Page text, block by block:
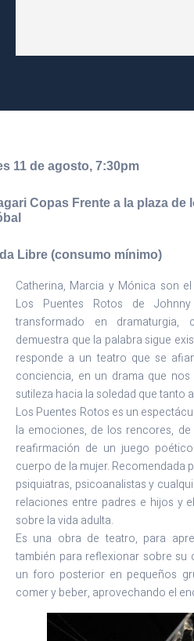
11 de agosto, 7:30pm
Copas Frente a la plaza de
Libre (consumo mínimo)
Catherina, Marcia y Mónica son
Los Puentes Rotos de
transformado en dramaturgia,
demuestra que la palabra sigue
responde a un teatro que se
conciencia, en un drama que
sutileza hacia la soledad que tanto
Los Puentes Rotos es un
la emociones, de los rencores,
reafirmación de un juego
cuerpo de la mujer. Recomendada
psiquiatras, psicoanalistas y
relaciones entre padres e hijos y
sobre la vida adulta.
Es una obra de teatro, para
también para reflexionar sobre su
un foro posterior en pequeños
comer y beber, aprovechando el